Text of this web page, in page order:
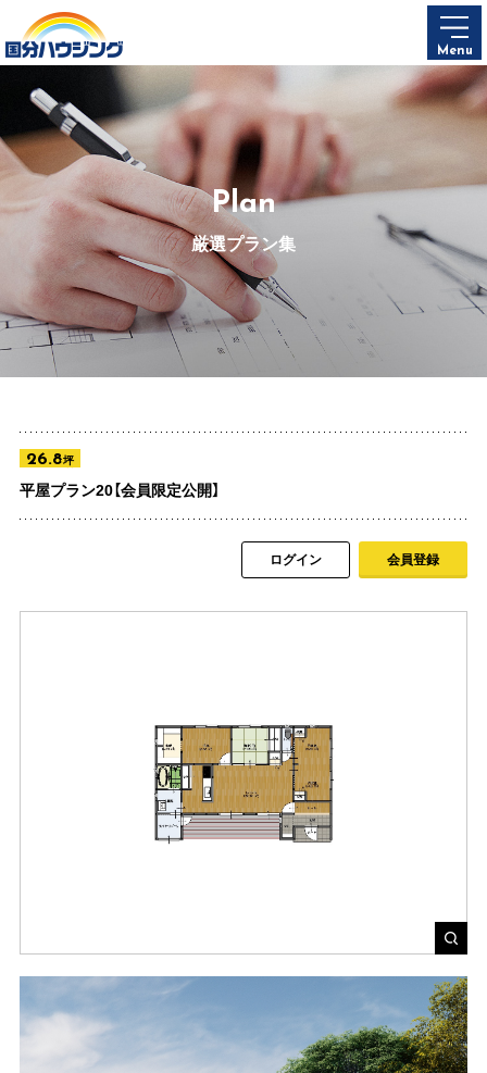
Menu
Plan
厳選プラン集
26.8坪
平屋プラン20【会員限定公開】
ログイン 会員登録